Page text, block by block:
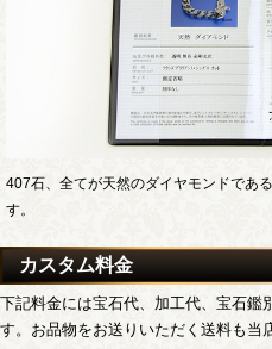
407石、全てが天然のダイヤモンドであ
す。
カスタム料金
下記料金には宝石代、加工代、宝石鑑
す。お品物をお送りいただく送料も当